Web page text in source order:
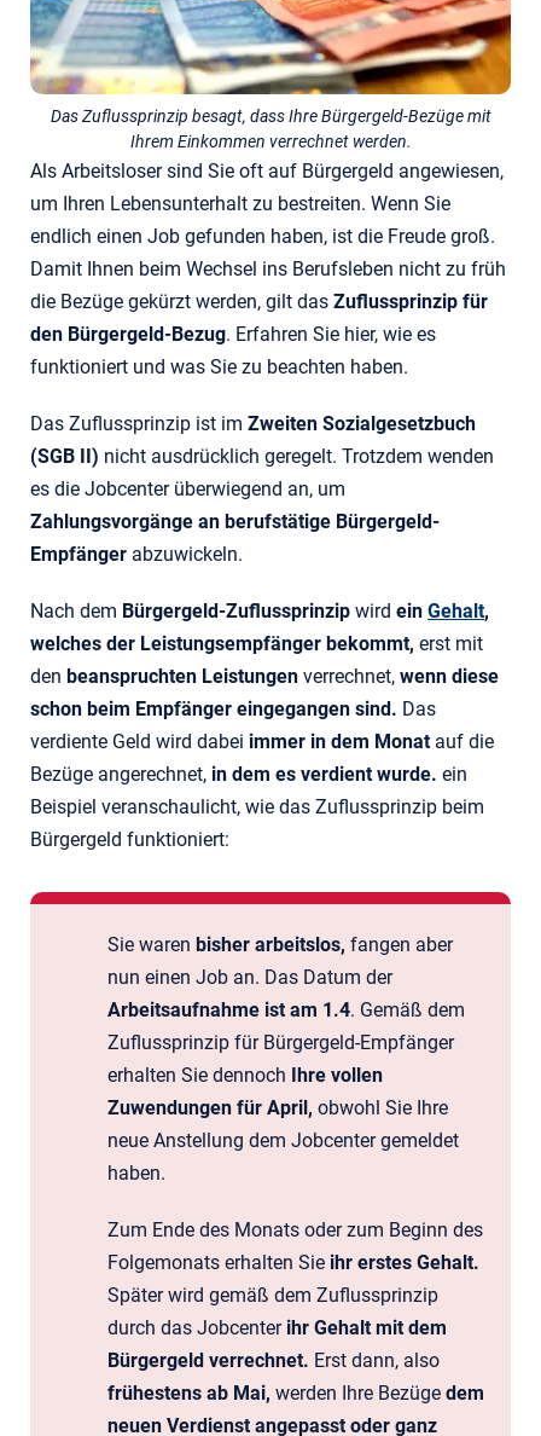
Das Zuflussprinzip besagt, dass Ihre Bürgergeld-Bezüge mit
Ihrem Einkommen verrechnet werden.
Als Arbeitsloser sind Sie oft auf Bürgergeld angewiesen,
um Ihren Lebensunterhalt zu bestreiten. Wenn Sie
endlich einen Job gefunden haben, ist die Freude groß.
Damit Ihnen beim Wechsel ins Berufsleben nicht zu früh
die Bezüge gekürzt werden, gilt das Zuflussprinzip für
den Bürgergeld-Bezug. Erfahren Sie hier, wie es
funktioniert und was Sie zu beachten haben.
Das Zuflussprinzip ist im Zweiten Sozialgesetzbuch
(SGB II) nicht ausdrücklich geregelt. Trotzdem wenden
es die Jobcenter überwiegend an, um
Zahlungsvorgänge an berufstätige Bürgergeld-
Empfänger abzuwickeln.
Nach dem Bürgergeld-Zuflussprinzip wird ein Gehalt,
welches der Leistungsempfänger bekommt, erst mit
den beanspruchten Leistungen verrechnet, wenn diese
schon beim Empfänger eingegangen sind. Das
verdiente Geld wird dabei immer in dem Monatauf die
Bezüge angerechnet, in dem es verdient wurde. ein
Beispiel veranschaulicht, wie das Zuflussprinzip beim
Bürgergeld funktioniert:
Sie waren bisher arbeitslos, fangen aber
nun einen Job an. Das Datum der
Arbeitsaufnahme ist am 1.4. Gemäß dem
Zuflussprinzip für Bürgergeld-Empfänger
erhalten Sie dennoch Ihre vollen
Zuwendungen für April, obwohl Sie Ihre
neue Anstellung dem Jobcenter gemeldet
haben.
Zum Ende des Monats oder zum Beginn des
Folgemonats erhalten Sie ihr erstes Gehalt.
Später wird gemäß dem Zuflussprinzip
durch das Jobcenter ihr Gehalt mit dem
Bürgergeld verrechnet. Erst dann, also
frühestens ab Mai, werden Ihre Bezüge dem
neuen Verdienst angepasst oder ganz